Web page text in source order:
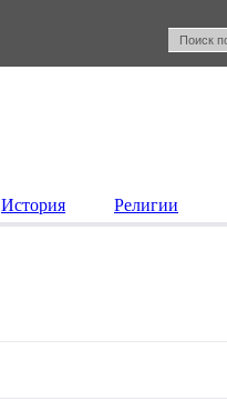
История Религии